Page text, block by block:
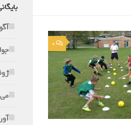
0
می 2026